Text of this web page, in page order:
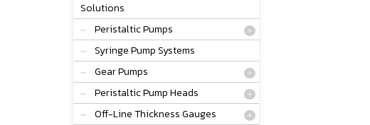
Solutions
Peristaltic Pumps
Syringe Pump Systems
Gear Pumps
Peristaltic Pump Heads
Off-Line Thickness Gauges